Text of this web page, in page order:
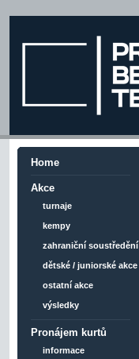
Home
Akce
turnaje
kempy
zahraniční soustředění
dětské / juniorské akce
ostatní akce
výsledky
Pronájem kurtů
informace